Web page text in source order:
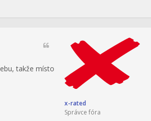
x-rated
Správce fóra
takže místo